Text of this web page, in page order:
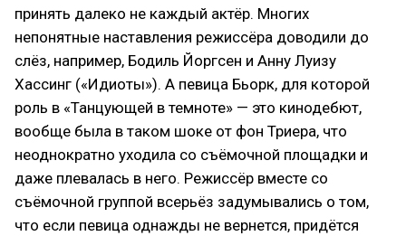
принять далеко не каждый актёр. Многих
непонятные наставления режиссёра доводили до
слёз, например, Бодиль Йоргсен и Анну Луизу
Хассинг («Идиоты»). А певица Бьорк, для которой
роль в «Танцующей в темноте» — это кинодебют,
вообще была в таком шоке от фон Триера, что
неоднократно уходила со съёмочной площадки и
даже плевалась в него. Режиссёр вместе со
съёмочной группой всерьёз задумывались о том,
что если певица однажды не вернется, придётся